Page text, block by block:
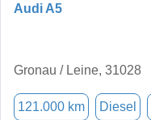
Audi A5
Gronau / Leine, 31028
121.000 km Diesel